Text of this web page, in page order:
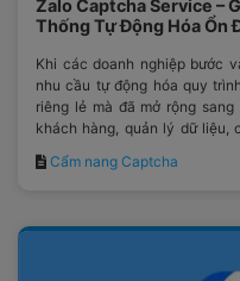
Zalo Captcha Service –
Thống Tự Động Hóa Ổn
Khi các doanh nghiệp bước
nhu cầu tự động hóa quy
riêng lẻ mà đã mở rộng
khách hàng, quản lý dữ liệu,
Cẩm nang Captcha